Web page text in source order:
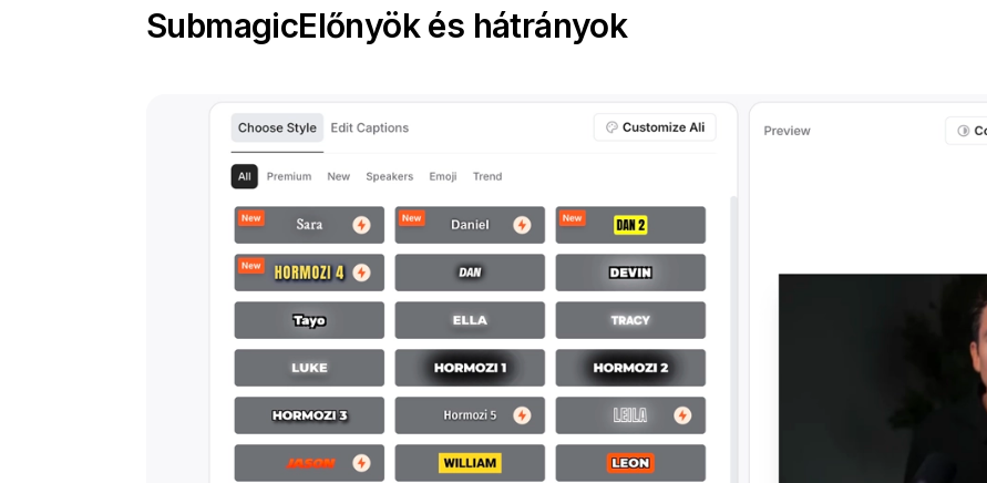
SubmagicElőnyök és hátrányok